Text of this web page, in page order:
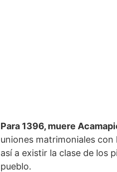
Para 1396, muere
uniones matrimoniales con
así a existir la clase de los
pueblo.